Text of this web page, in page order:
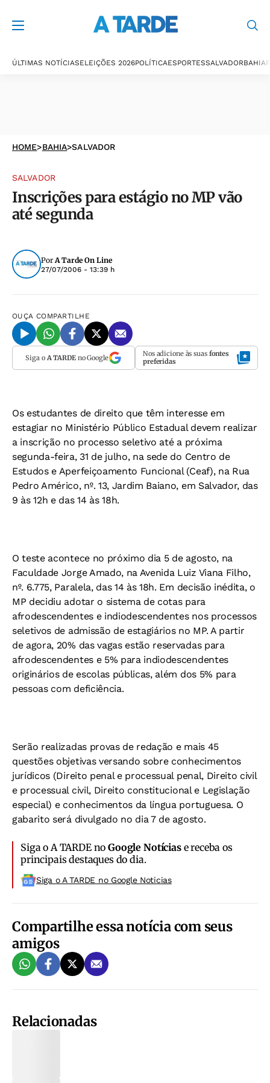
ÚLTIMAS NOTÍCIASELEIÇÕES 2026POLÍTICAESPORTESSALVADORBAHIA
HOME>BAHIA>SALVADOR
SALVADOR
Inscrições para estágio no MP vão
até segunda
PorA Tarde On Line
27/07/2006 - 13:39 h
OUÇA COMPARTILHE
Siga o A TARDEno Google Nos adicione às suas fontes
preferidas
Os estudantes de direito que têm interesse em
estagiar no Ministério Público Estadual devem realizar
a inscrição no processo seletivo até a próxima
segunda-feira, 31 de julho, na sede do Centro de
Estudos e Aperfeiçoamento Funcional (Ceaf), na Rua
Pedro Américo, nº. 13, Jardim Baiano, em Salvador, das
9 às 12h e das 14 às 18h.
O teste acontece no próximo dia 5 de agosto, na
Faculdade Jorge Amado, na Avenida Luiz Viana Filho,
nº. 6.775, Paralela, das 14 às 18h. Em decisão inédita, o
MP decidiu adotar o sistema de cotas para
afrodescendentes e indiodescendentes nos processos
seletivos de admissão de estagiários no MP. A partir
de agora, 20% das vagas estão reservadas para
afrodescendentes e 5% para indiodescendentes
originários de escolas públicas, além dos 5% para
pessoas com deficiência.
Serão realizadas provas de redação e mais 45
questões objetivas versando sobre conhecimentos
jurídicos (Direito penal e processual penal, Direito civil
e processual civil, Direito constitucional e Legislação
especial) e conhecimentos da língua portuguesa. O
gabarito será divulgado no dia 7 de agosto.
Siga o A TARDE noGoogle Notíciase receba os
principais destaques do dia.
Siga o A TARDE no Google Noticias
Compartilhe essa notícia com seus
amigos
Relacionadas